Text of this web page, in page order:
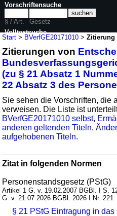
Start > BVerfGE20171010 >Zitierung
Zitierungen von
(zu § 21 Absatz 1
22 Absatz 3 des
Sie sehen die Vorschriften, die
verweisen. Die Liste ist
BVerfGE20171010 selbst,
anderen geltenden Titeln,
aufgehobenen Titeln.
Zitat in folgenden Normen
Personenstandsgesetz (PStG)
Artikel 1 G. v. 19.02.2007 BGBl. I S.
G. v. 21.07.2026 BGBl. 2026 I Nr. 221
§ 21 PStG Eintragung in
Vorschriftensuche
§ / Art.
Gesetz
Volltextsuche
nur in BVerfGE20171010